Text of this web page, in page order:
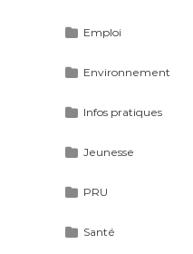
Emploi
Environnement
Infos pratiques
Jeunesse
PRU
Santé